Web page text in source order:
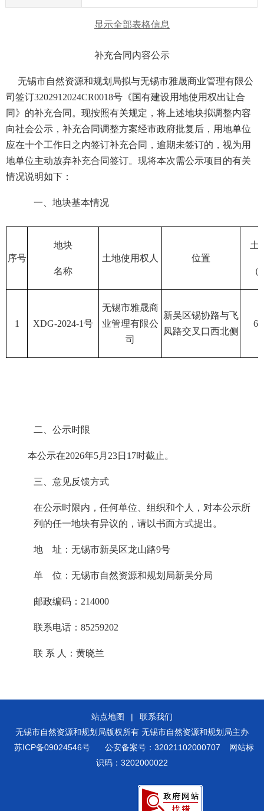
显示全部表格信息
补充合同内容公示
无锡市自然资源和规划局拟与无锡市雅晟商业管理有限公
司 签订320291 2024CR0018号 《国有建设用地使用权出让合
同》 的补充合同 。现按照有关规定，将上述地块拟调整内容
向社会公示 ， 补充合同调整方案经市政府批复后，用地单位
应在十个工作日之内签订补充合同，逾期未签订的，视为用
地单位主动放弃补充合同签订。现将本次需公示项目的有关
情况说明如下：
一、地块基本情况
序号
地块
名称
土地使用权人 位置
土
1 XDG-2024-1号
无锡市雅晟商
业管理有限公
司
新吴区锡协路与飞
凤路交叉口西北侧
二、公示时限
本公示在2026年5月 23日1 7时截止。
三、意见反馈方式
在公示时限内，任何单位、组织和个人，对本公示所
列的任一地块有异议的，请以书面方式提出。
地址：无锡市新吴区龙山路9号
单位：无锡市自然资源和规划局新吴分局
邮政编码：214000
联系电话：85259202
联 系 人：黄晓兰
站点地图 |
联系我们
无锡市自然资源和规划局版权所有 无锡市自然资源和规划局主办
苏ICP备09024546号
公安备案号：32021102000707
网站标
识码：3202000022